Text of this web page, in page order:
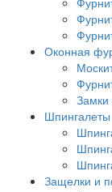
Оконная
Замки
Шпингалеты
Защелки и